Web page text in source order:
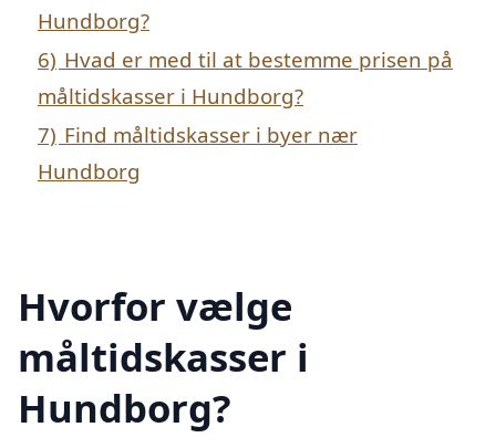
Hundborg?
6) Hvad er med til at bestemme prisen på
måltidskasser i Hundborg?
7) Find måltidskasser i byer nær
Hundborg
Hvorfor vælge
måltidskasser i
Hundborg?